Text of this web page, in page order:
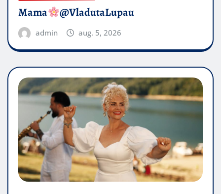
Mama @VladutaLupau
admin aug. 5, 2026